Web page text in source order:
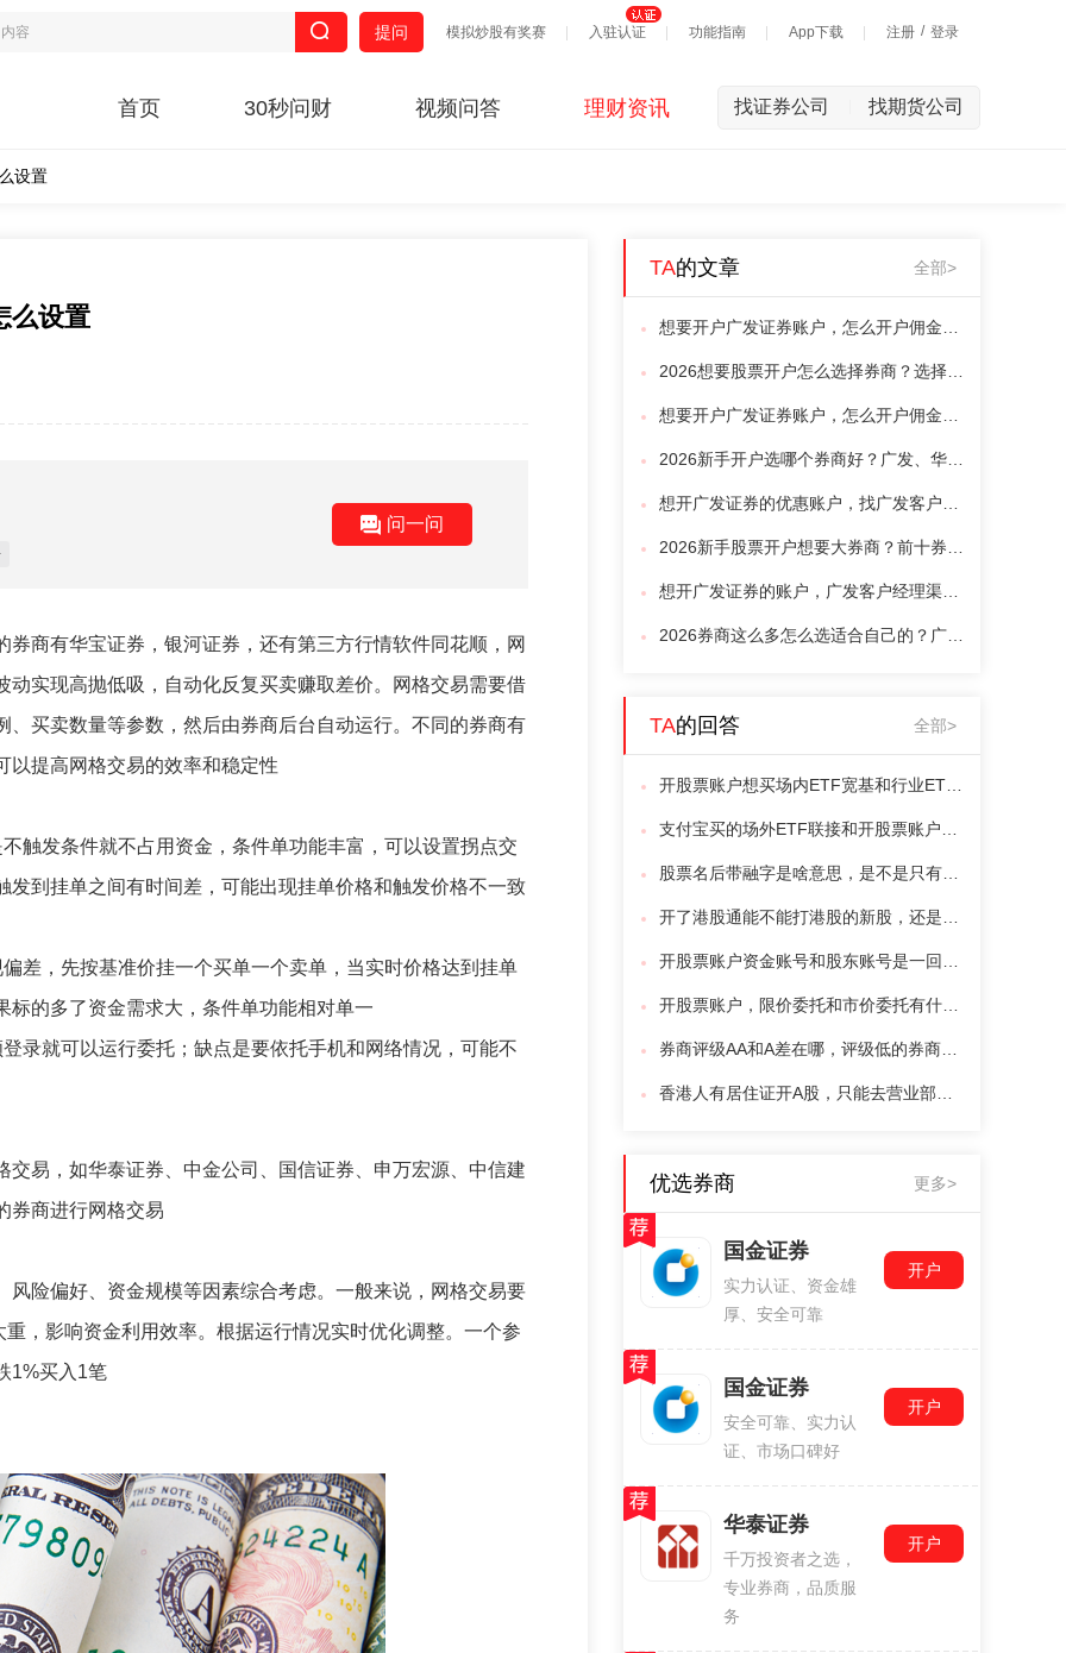
模拟炒股有奖赛 入驻认证 功能指南 App下载 注册 / 登录
提问
首页 30秒问财 视频问答 理财资讯 找证券公司 找期货公司
设置
么设置
问一问
商有华宝证券，银河证券，还有第三方行情软件同花顺，网
实现高抛低吸，自动化反复买卖赚取差价。网格交易需要借
买卖数量等参数，然后由券商后台自动运行。不同的券商有
以提高网格交易的效率和稳定性
触发条件就不占用资金，条件单功能丰富，可以设置拐点交
到挂单之间有时间差，可能出现挂单价格和触发价格不一致
差，先按基准价挂一个买单一个卖单，当实时价格达到挂单
的多了资金需求大，条件单功能相对单一
录就可以运行委托；缺点是要依托手机和网络情况，可能不
易，如华泰证券、中金公司、国信证券、申万宏源、中信建
券商进行网格交易
险偏好、资金规模等因素综合考虑。一般来说，网格交易要
，影响资金利用效率。根据运行情况实时优化调整。一个参
1%买入1笔
TA的文章 全部>
TA的回答 全部>
优选券商 更多>
国金证券
实力认证、资金雄
厚、安全可靠
开户
国金证券
安全可靠、实力认
证、市场口碑好
开户
华泰证券
千万投资者之选，
专业券商，品质服
务
开户